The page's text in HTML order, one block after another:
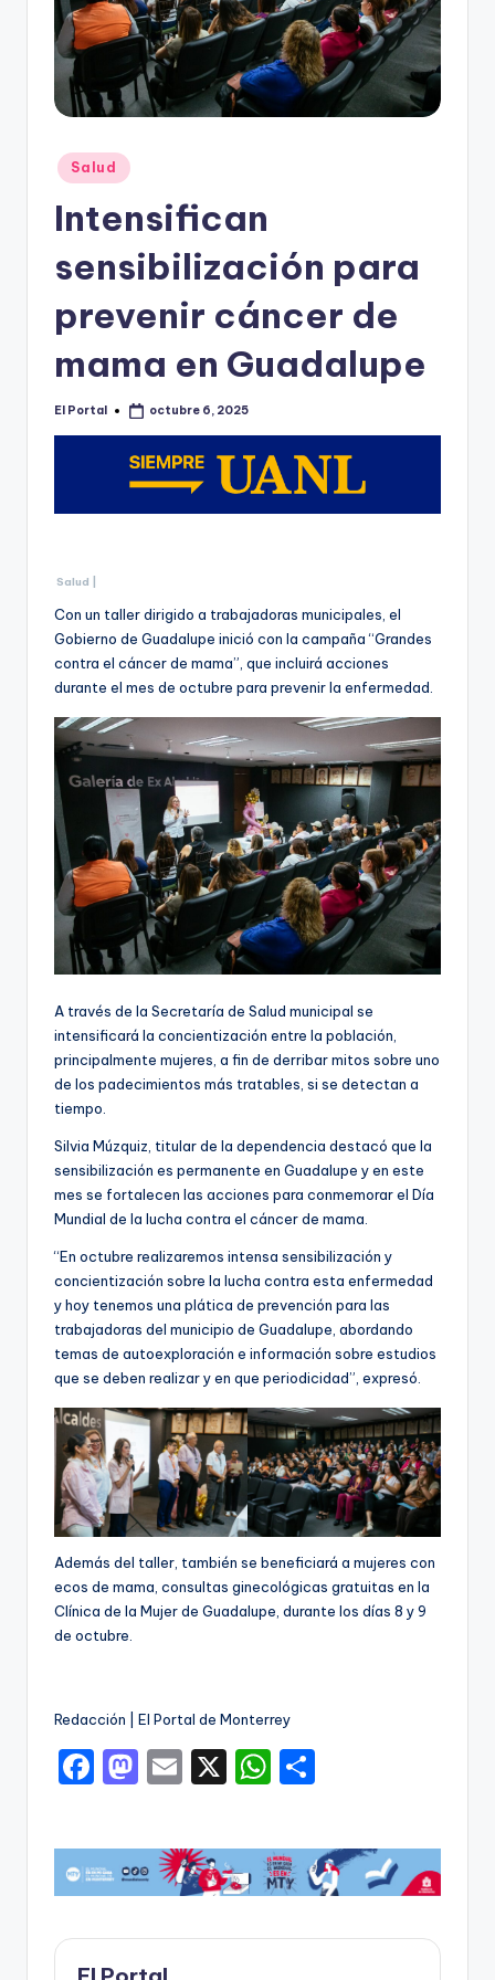
Publicado
en
Salud
Intensifican
sensibilización para
prevenir cáncer de
mama en Guadalupe
Publicado
El Portal octubre 6, 2025
Salud |
Con un taller dirigido a trabajadoras municipales, el
Gobierno de Guadalupe inició con la campaña “Grandes
contra el cáncer de mama”, que incluirá acciones
durante el mes de octubre para prevenir la enfermedad.
A través de la Secretaría de Salud municipal se
intensificará la concientización entre la población,
principalmente mujeres, a fin de derribar mitos sobre uno
de los padecimientos más tratables, si se detectan a
tiempo.
Silvia Múzquiz, titular de la dependencia destacó que la
sensibilización es permanente en Guadalupe y en este
mes se fortalecen las acciones para conmemorar el Día
Mundial de la lucha contra el cáncer de mama.
“En octubre realizaremos intensa sensibilización y
concientización sobre la lucha contra esta enfermedad
y hoy tenemos una plática de prevención para las
trabajadoras del municipio de Guadalupe, abordando
temas de autoexploración e información sobre estudios
que se deben realizar y en que periodicidad”, expresó.
Además del taller, también se beneficiará a mujeres con
ecos de mama, consultas ginecológicas gratuitas en la
Clínica de la Mujer de Guadalupe, durante los días 8 y 9
de octubre.
Redacción | El Portal de Monterrey
F
c
e
b
o
M
st
o
d
o
E
ai
l
X
W
a
ts
A
p
m
p
ar
ti